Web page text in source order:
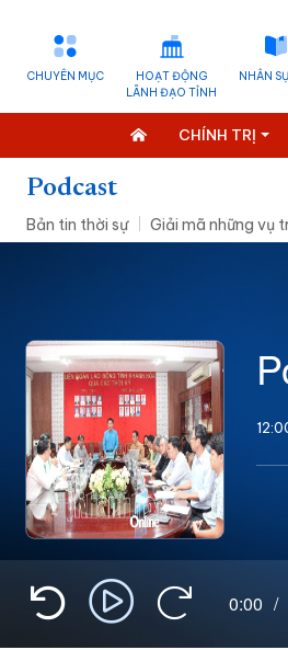
CHUYÊN MỤC
HOẠT ĐỘNG
LÃNH ĐẠO TỈNH
NHÂN
CHÍNH TRỊ
Podcast
Bản tin thời sự Giải mã những vụ
0:00 /